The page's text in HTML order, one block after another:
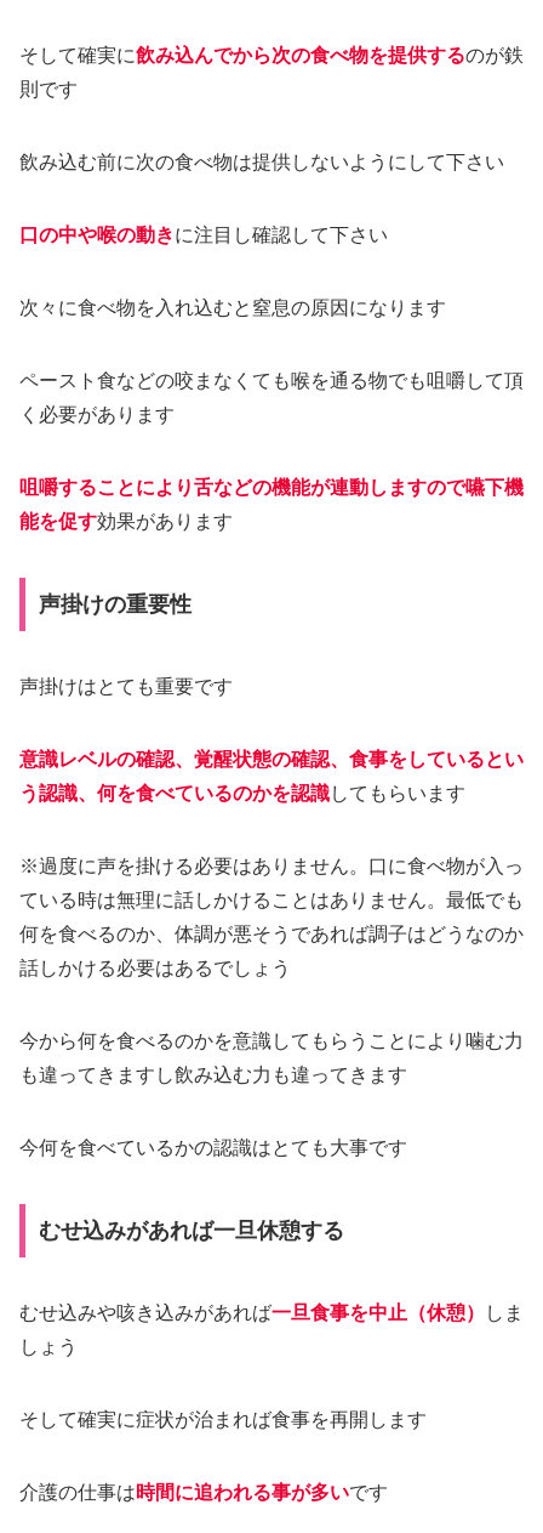
そして確実に飲み込んでから次の食べ物を提供するのが鉄
則です
飲み込む前に次の食べ物は提供しないようにして下さい
口の中や喉の動きに注目し確認して下さい
次々に食べ物を入れ込むと窒息の原因になります
ペースト食などの咬まなくても喉を通る物でも咀嚼して頂
く必要があります
咀嚼することにより舌などの機能が連動しますので嚥下機
能を促す効果があります
声掛けの重要性
声掛けはとても重要です
意識レベルの確認、覚醒状態の確認、食事をしているとい
う認識、何を食べているのかを認識してもらいます
※過度に声を掛ける必要はありません。口に食べ物が入っ
ている時は無理に話しかけることはありません。最低でも
何を食べるのか、体調が悪そうであれば調子はどうなのか
話しかける必要はあるでしょう
今から何を食べるのかを意識してもらうことにより噛む力
も違ってきますし飲み込む力も違ってきます
今何を食べているかの認識はとても大事です
むせ込みがあれば一旦休憩する
むせ込みや咳き込みがあれば一旦食事を中止（休憩）
しま
しょう
そして確実に症状が治まれば食事を再開します
介護の仕事は時間に追われる事が多いです